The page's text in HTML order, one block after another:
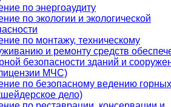
по энергоаудиту
по экологии и экологической
по монтажу, техническому
и ремонту средств
безопасности зданий и
МЧС)
по безопасному ведению
дело)